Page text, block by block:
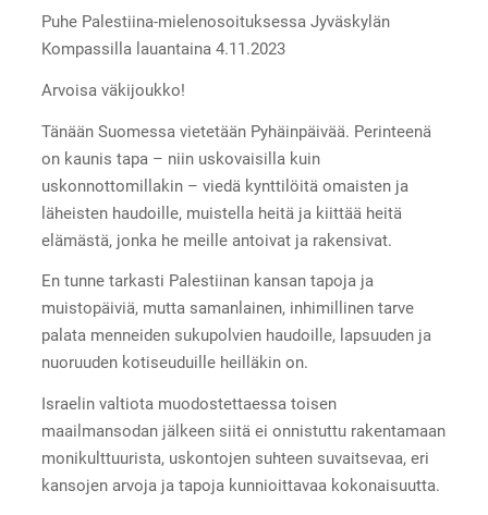
Puhe Palestiina-mielenosoituksessa Jyväskylän
Kompassilla lauantaina 4.11.2023
Arvoisa väkijoukko!
Tänään Suomessa vietetään Pyhäinpäivää. Perinteenä
on kaunis tapa – niin uskovaisilla kuin
uskonnottomillakin – viedä kynttilöitä omaisten ja
läheisten haudoille, muistella heitä ja kiittää heitä
elämästä, jonka he meille antoivat ja rakensivat.
En tunne tarkasti Palestiinan kansan tapoja ja
muistopäiviä, mutta samanlainen, inhimillinen tarve
palata menneiden sukupolvien haudoille, lapsuuden ja
nuoruuden kotiseuduille heilläkin on.
Israelin valtiota muodostettaessa toisen
maailmansodan jälkeen siitä ei onnistuttu rakentamaan
monikulttuurista, uskontojen suhteen suvaitsevaa, eri
kansojen arvoja ja tapoja kunnioittavaa kokonaisuutta.